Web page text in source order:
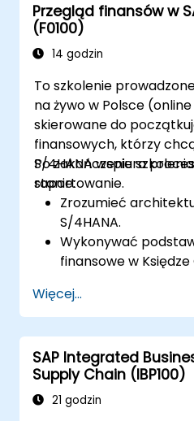
Przegląd finansów w
(F0100)
14 godzin
To szkolenie
na żywo w Polsce
skierowane do
finansowych, którzy
S/4HANA wspiera
raportowanie.
Po zakończeniu
stanie:
Zrozumieć
S/4HANA.
Wykonywać
finansowe w Księdze
Rozrachunkach z
Pracować z
zysków i zleceniami
Zrozumieć
planowania
Wykonywać
Więcej...
SAP Integrated
Supply Chain (IBP100)
21 godzin